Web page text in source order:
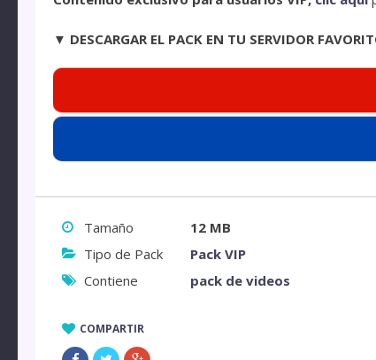
▼ DESCARGAR EL PACK EN TU SERVIDOR
Tamaño
12 MB
Tipo de Pack
Pack VIP
Contiene
pack de videos
COMPARTIR